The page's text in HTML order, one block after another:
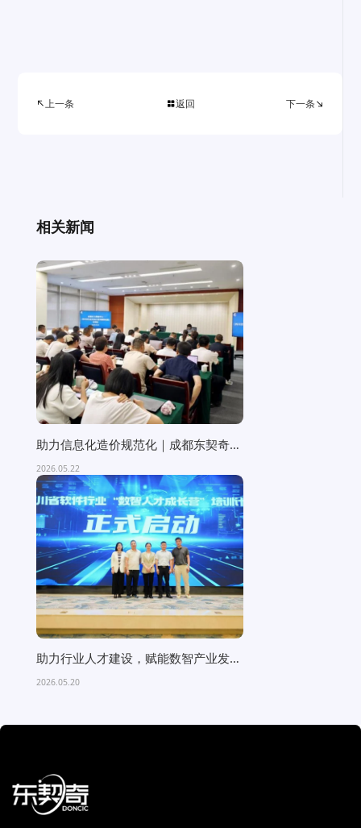
上一条 返回 下一条
相关新闻
助力信息化造价规范化｜成都东契奇科
技受邀为成都市大数据中...
2026.05.22
助力行业人才建设，赋能数智产业发展
—— 成都东契奇科技深...
2026.05.20